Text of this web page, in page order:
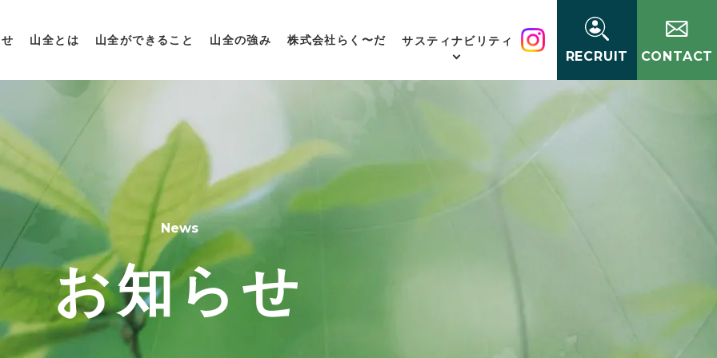
山全とは 山全ができること 山全の強み 株式会社らく〜だ サスティナビリティ
RECRUIT CONTACT
News
お知らせ